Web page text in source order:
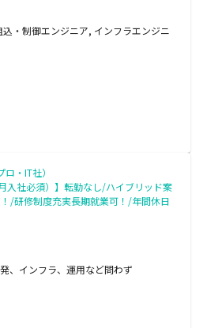
・制御エンジニア, インフラエンジニ
・IT社）
入社必須）】転勤なし/ハイブリッド案
/研修制度充実長期就業可！/年間休日
、インフラ、運用など問わず